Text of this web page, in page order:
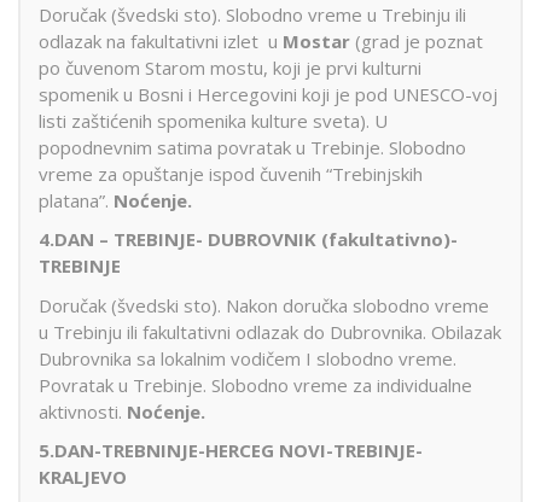
Doručak (švedski sto). Slobodno vreme u Trebinju ili
odlazak na fakultativni izlet u Mostar (grad je poznat
po čuvenom Starom mostu, koji je prvi kulturni
spomenik u Bosni i Hercegovini koji je pod UNESCO-voj
listi zaštićenih spomenika kulture sveta). U
popodnevnim satima povratak u Trebinje. Slobodno
vreme za opuštanje ispod čuvenih “Trebinjskih
platana”. Noćenje.
4.DAN – TREBINJE- DUBROVNIK (fakultativno)-
TREBINJE
Doručak (švedski sto). Nakon doručka slobodno vreme
u Trebinju ili fakultativni odlazak do Dubrovnika. Obilazak
Dubrovnika sa lokalnim vodičem I slobodno vreme.
Povratak u Trebinje. Slobodno vreme za individualne
aktivnosti. Noćenje.
5.DAN-TREBNINJE-HERCEG NOVI-TREBINJE-
KRALJEVO